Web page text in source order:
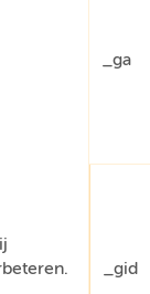
_ga
_gid